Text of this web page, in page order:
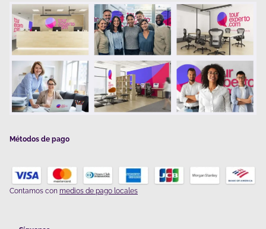
Métodos de pago
Contamos con medios de pago locales